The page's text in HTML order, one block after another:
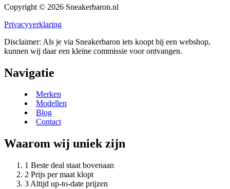
Copyright © 2026 Sneakerbaron.nl
Privacyverklaring
Disclaimer: Als je via Sneakerbaron iets koopt bij een webshop,
kunnen wij daar een kleine commissie voor ontvangen.
Navigatie
Merken
Modellen
Blog
Contact
Waarom wij uniek zijn
Beste deal staat bovenaan
Prijs per maat klopt
Altijd up-to-date prijzen